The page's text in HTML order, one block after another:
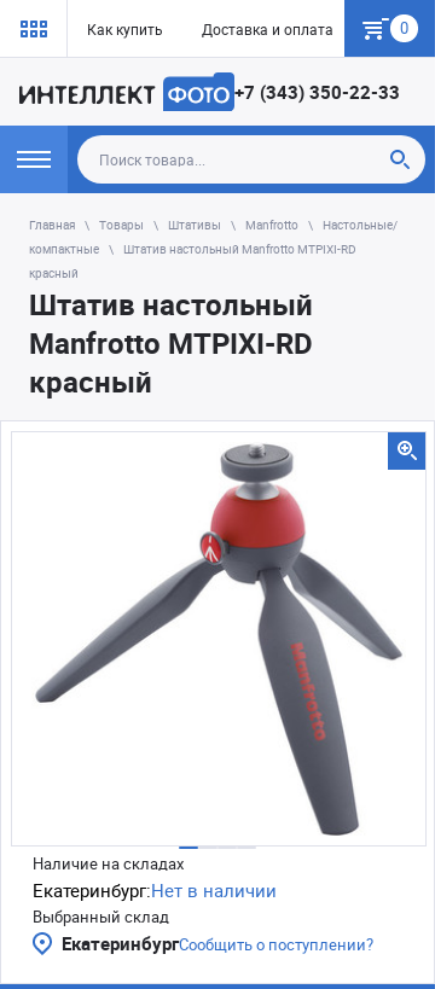
Как купить Доставка и оплата Гарантия
0
+7 (343) 350-22-33
Главная Товары Штативы Manfrotto
Настольные/
компактные
Штатив настольный Manfrotto MTPIXI-RD
красный
Штатив настольный
Manfrotto MTPIXI-RD
красный
Наличие на складах
Екатеринбург:Нет в наличии
Выбранный склад
ЕкатеринбургСообщить о поступлении?